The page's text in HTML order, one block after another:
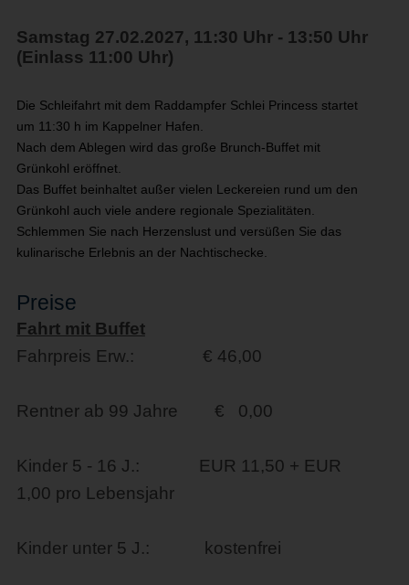
Samstag 27.02.2027, 11:30 Uhr - 13:50 Uhr
(Einlass 11:00 Uhr)
Die Schleifahrt mit dem Raddampfer Schlei Princess startet
um 11:30 h im Kappelner Hafen.
Nach dem Ablegen wird das große Brunch-Buffet mit
Grünkohl eröffnet.
Das Buffet beinhaltet außer vielen Leckereien rund um den
Grünkohl auch viele andere regionale Spezialitäten.
Schlemmen Sie nach Herzenslust und versüßen Sie das
kulinarische Erlebnis an der Nachtischecke.
Preise
Fahrt mit Buffet
Fahrpreis Erw.: € 46,00
Rentner ab 99 Jahre € 0,00
Kinder 5 - 16 J.: EUR 11,50 + EUR
1,00 pro Lebensjahr
Kinder unter 5 J.: kostenfrei